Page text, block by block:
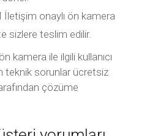
onaylı ön kamera
sizlere teslim edilir.
kamera ile ilgili kullanıcı
teknik sorunlar ücretsiz
çözüme